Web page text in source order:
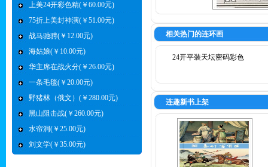
上美24开彩色精(￥60.00元)
75折上美封神演(￥51.00元)
战马驰骋(￥12.00元)
海姑娘(￥10.00元)
华主席在战火分(￥26.00元)
一条毛毯(￥20.00元)
野猪林（俄文）(￥280.00元)
黑山阻击战(￥260.00元)
水帘洞(￥25.00元)
刘文学(￥35.00元)
相关热门的连环画
24开平装天坛密码彩色
连趣新书上架